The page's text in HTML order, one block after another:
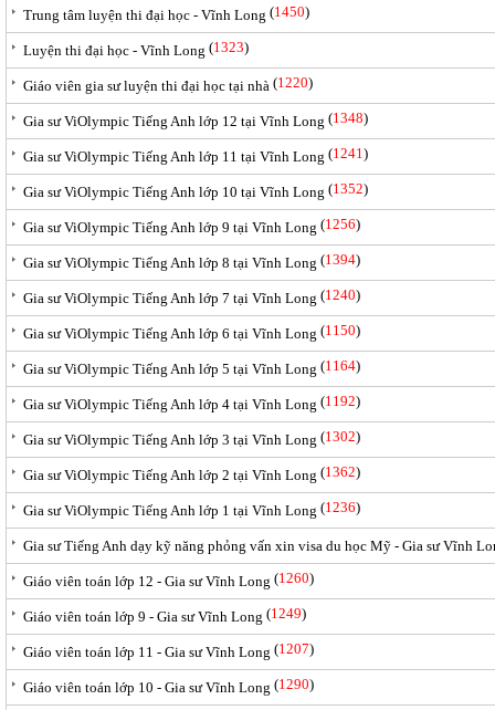
Trung tâm luyện thi đại học - Vĩnh Long (1450)
Luyện thi đại học - Vĩnh Long (1323)
Giáo viên gia sư luyện thi đại học tại nhà (1220)
Gia sư ViOlympic Tiếng Anh lớp 12 tại Vĩnh Long (1348)
Gia sư ViOlympic Tiếng Anh lớp 11 tại Vĩnh Long (1241)
Gia sư ViOlympic Tiếng Anh lớp 10 tại Vĩnh Long (1352)
Gia sư ViOlympic Tiếng Anh lớp 9 tại Vĩnh Long (1256)
Gia sư ViOlympic Tiếng Anh lớp 8 tại Vĩnh Long (1394)
Gia sư ViOlympic Tiếng Anh lớp 7 tại Vĩnh Long (1240)
Gia sư ViOlympic Tiếng Anh lớp 6 tại Vĩnh Long (1150)
Gia sư ViOlympic Tiếng Anh lớp 5 tại Vĩnh Long (1164)
Gia sư ViOlympic Tiếng Anh lớp 4 tại Vĩnh Long (1192)
Gia sư ViOlympic Tiếng Anh lớp 3 tại Vĩnh Long (1302)
Gia sư ViOlympic Tiếng Anh lớp 2 tại Vĩnh Long (1362)
Gia sư ViOlympic Tiếng Anh lớp 1 tại Vĩnh Long (1236)
Gia sư Tiếng Anh dạy kỹ năng phỏng vấn xin visa du học Mỹ - Gia sư Vĩnh
Giáo viên toán lớp 12 - Gia sư Vĩnh Long (1260)
Giáo viên toán lớp 9 - Gia sư Vĩnh Long (1249)
Giáo viên toán lớp 11 - Gia sư Vĩnh Long (1207)
Giáo viên toán lớp 10 - Gia sư Vĩnh Long (1290)